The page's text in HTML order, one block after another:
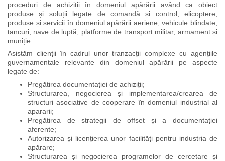
proceduri de achiziții în domeniul apărării având ca obiect
produse și soluții legate de comandă și control, elicoptere,
produse și servicii în domeniul apărării aeriene, vehicule blindate,
tancuri, nave de luptă, platforme de transport militar, armament și
muniție.
Asistăm clienții în cadrul unor tranzacții complexe cu agențiile
guvernamentale relevante din domeniul apărării pe aspecte
legate de:
Pregătirea documentației de achiziții;
Structurarea, negocierea și implementarea/crearea de
structuri asociative de cooperare în domeniul industrial al
apararii;
Pregătirea de strategii de offset și a documentației
aferente;
Autorizarea și licențierea unor facilități pentru industria de
apărare;
Structurarea și negocierea programelor de cercetare și